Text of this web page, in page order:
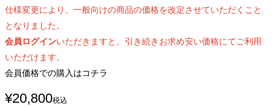
仕様変更により、一般向けの商品の価格を改定させていただくこと
となりました。
会員ログインいただきますと、引き続きお求め安い価格にてご利用
いただけます。
会員価格での購入はコチラ
¥20,800税込